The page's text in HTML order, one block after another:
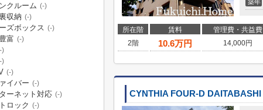
築年
所在階 賃料 管理費・共益費
2階
10.6万円 14,000円
CYNTHIA FOUR-D DAITABASHI
クルーム (-)
収納 (-)
ズボックス (-)
富 (-)
)
)
(-)
イバー (-)
ーネット対応 (-)
ロック (-)